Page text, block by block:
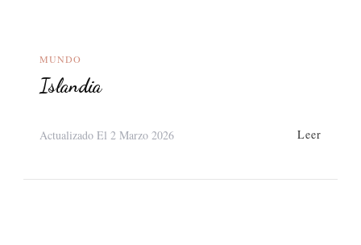
MUNDO
Islandia
Actualizado El 2 Marzo 2026 Leer